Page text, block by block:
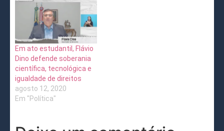
Em ato estudantil, Flávio
Dino defende soberania
científica, tecnológica e
igualdade de direitos
agosto 12, 2020
Em "Política"